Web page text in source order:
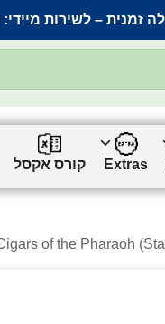
– לשירות מיידי:
Extras קורס אקסל